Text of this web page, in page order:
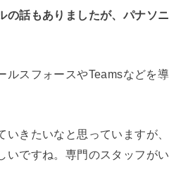
の話もありましたが、パナソ
ルスフォースやTeamsなどを
いきたいなと思っていますが
いですね。専門のスタッフが